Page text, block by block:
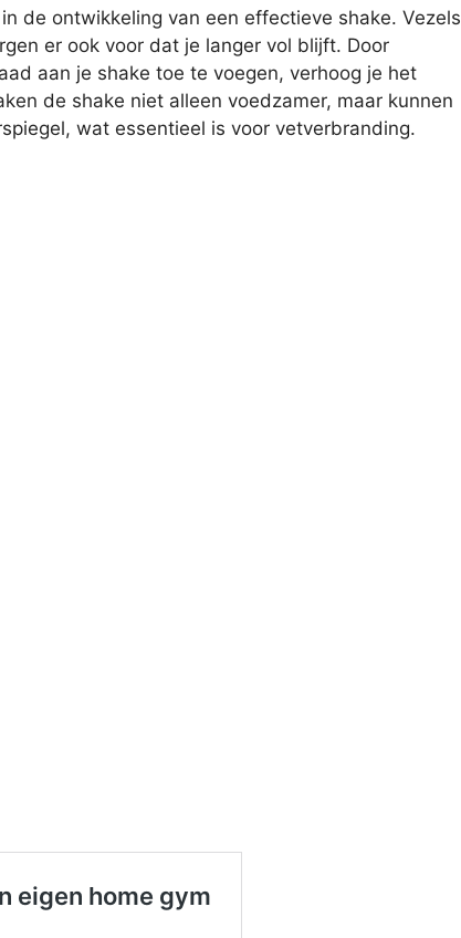
de ontwikkeling van een effectieve shake. Vezels
er ook voor dat je langer vol blijft. Door
aan je shake toe te voegen, verhoog je het
de shake niet alleen voedzamer, maar kunnen
wat essentieel is voor vetverbranding.